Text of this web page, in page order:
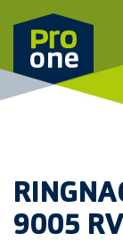
Meteen naar de
9005